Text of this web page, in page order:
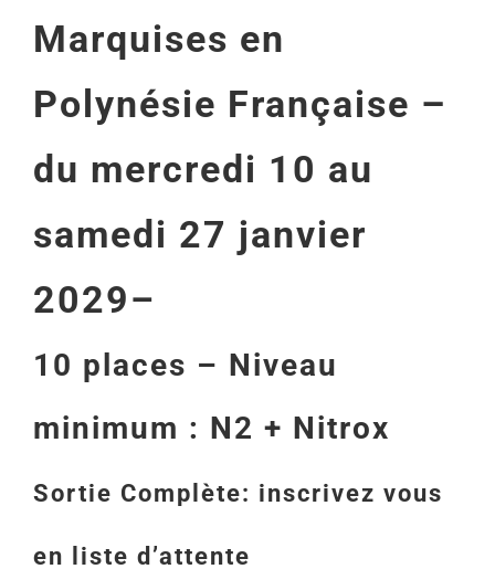
Marquises en
Polynésie Française –
du mercredi 10 au
samedi 27 janvier
2029–
10 places – Niveau
minimum : N2 + Nitrox
Sortie Complète: inscrivez vous
en liste d’attente